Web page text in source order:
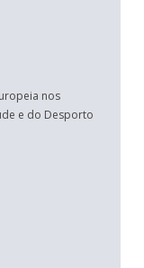
nos
e do Desporto